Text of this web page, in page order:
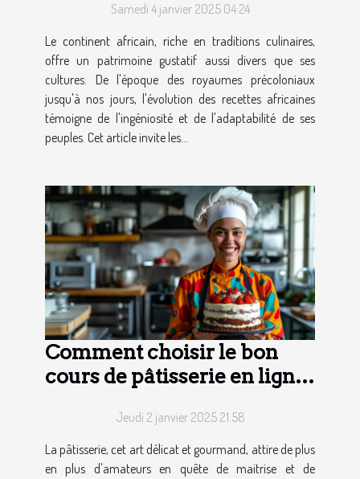
Samedi 4 janvier 2025 04:24
Le continent africain, riche en traditions culinaires,
offre un patrimoine gustatif aussi divers que ses
cultures. De l'époque des royaumes précoloniaux
jusqu'à nos jours, l'évolution des recettes africaines
témoigne de l'ingéniosité et de l'adaptabilité de ses
peuples. Cet article invite les...
Comment choisir le bon
cours de pâtisserie en ligne
Jeudi 2 janvier 2025 21:58
La pâtisserie, cet art délicat et gourmand, attire de plus
en plus d'amateurs en quête de maitrise et de